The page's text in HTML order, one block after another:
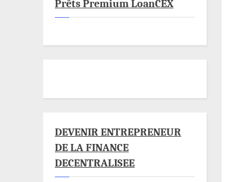
Prêts Premium LoanCEX
DEVENIR ENTREPRENEUR
DE LA FINANCE
DECENTRALISEE